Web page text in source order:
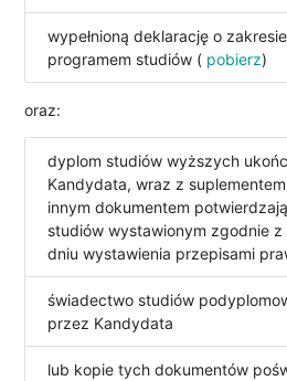
wypełnioną deklarację o
programem studiów ( pobierz)
oraz:
dyplom studiów wyższych
Kandydata, wraz z
innym dokumentem
studiów wystawionym zgodnie
dniu wystawienia przepisami
świadectwo studiów
przez Kandydata
lub kopie tych dokumentów